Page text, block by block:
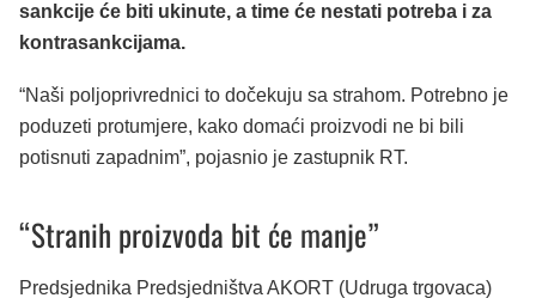
sankcije će biti ukinute, a time će nestati potreba i za
kontrasankcijama.
“Naši poljoprivrednici to dočekuju sa strahom. Potrebno je
poduzeti protumjere, kako domaći proizvodi ne bi bili
potisnuti zapadnim”, pojasnio je zastupnik RT.
“Stranih proizvoda bit će manje”
Predsjednika Predsjedništva AKORT (Udruga trgovaca)